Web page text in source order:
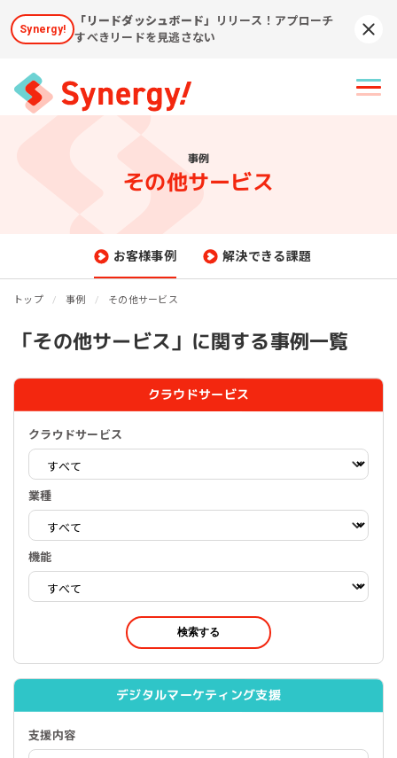
Synergy!
「リードダッシュボード」
リリース！アプローチ
すべきリードを見逃さない
事例
その他サービス
お客様事例 解決できる課題
トップ 事例 その他サービス
「その他サービス」に関する事例一覧
クラウドサービス
クラウドサービス
業種
機能
検索する
デジタルマーケティング支援
支援内容